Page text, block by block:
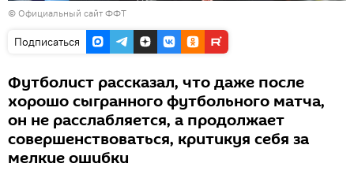
© Официальный сайт ФФТ
Подписаться
Футболист рассказал, что даже после
хорошо сыгранного футбольного матча,
он не расслабляется, а продолжает
совершенствоваться, критикуя себя за
мелкие ошибки